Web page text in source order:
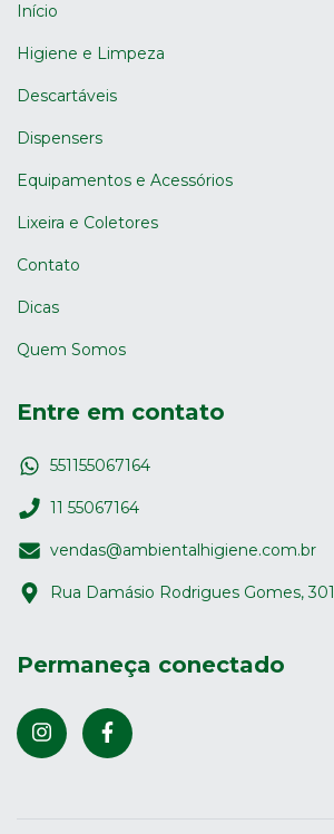
Início
Higiene e Limpeza
Descartáveis
Dispensers
Equipamentos e Acessórios
Lixeira e Coletores
Contato
Dicas
Quem Somos
Entre em contato
551155067164
11 55067164
vendas@ambientalhigiene.com.br
Rua Damásio Rodrigues Gomes, 301
Permaneça conectado